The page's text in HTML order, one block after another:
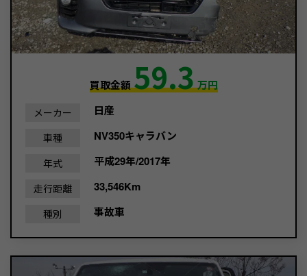
買取金額59.3万円
メーカー 日産
車種 NV350キャラバン
年式 平成29年/2017年
走行距離 33,546Km
種別 事故車